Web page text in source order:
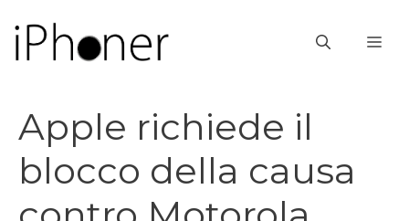
contenuto
Apple richiede il
blocco della causa